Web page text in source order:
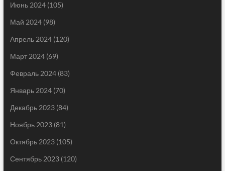
Июнь 2024(105)
Май 2024(98)
Апрель 2024(120)
Март 2024(69)
Февраль 2024(83)
Январь 2024(70)
Декабрь 2023(84)
Ноябрь 2023(81)
Октябрь 2023(105)
Сентябрь 2023(120)